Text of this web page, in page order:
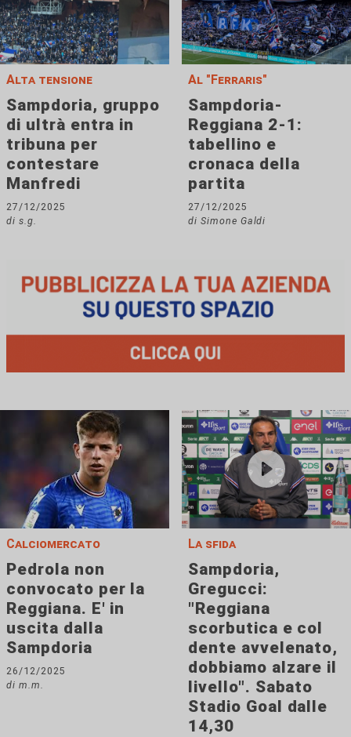
Alta tensione
Sampdoria, gruppo
di ultrà entra in
tribuna per
contestare
Manfredi
27/12/2025
di s.g.
Al "Ferraris"
Sampdoria-
Reggiana 2-1:
tabellino e
cronaca della
partita
27/12/2025
di Simone Galdi
Calciomercato
Pedrola non
convocato per la
Reggiana. E' in
uscita dalla
Sampdoria
26/12/2025
di m.m.
La sfida
Sampdoria,
Gregucci:
"Reggiana
scorbutica e col
dente avvelenato,
dobbiamo alzare il
livello". Sabato
Stadio Goal dalle
14,30